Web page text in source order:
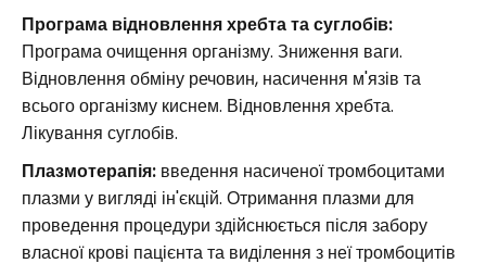
Програма відновлення хребта та суглобів:
Програма очищення організму. Зниження ваги.
Відновлення обміну речовин, насичення м'язів та
всього організму киснем. Відновлення хребта.
Лікування суглобів.
Плазмотерапія: введення насиченої тромбоцитами
плазми у вигляді ін'єкцій. Отримання плазми для
проведення процедури здійснюється після забору
власної крові пацієнта та виділення з неї тромбоцитів